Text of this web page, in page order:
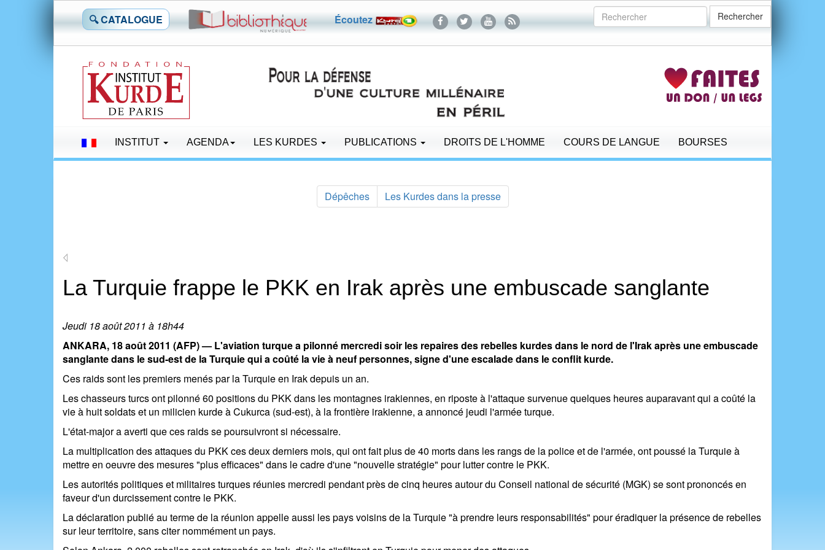
🔍 CATALOGUE Écoutez Rechercher
INSTITUT AGENDA LES KURDES PUBLICATIONS DROITS DE L'HOMME COURS DE LANGUE BOURSES
Dépêches Les Kurdes dans la presse
La Turquie frappe le PKK en Irak après une embuscade sanglante
Jeudi 18 août 2011 à 18h44
ANKARA, 18 août 2011 (AFP) — L'aviation turque a pilonné mercredi soir les repaires des rebelles kurdes dans le nord de l'Irak après une embuscade
sanglante dans le sud-est de la Turquie qui a coûté la vie à neuf personnes, signe d'une escalade dans le conflit kurde.
Ces raids sont les premiers menés par la Turquie en Irak depuis un an.
Les chasseurs turcs ont pilonné 60 positions du PKK dans les montagnes irakiennes, en riposte à l'attaque survenue quelques heures auparavant qui a coûté la
vie à huit soldats et un milicien kurde à Cukurca (sud-est), à la frontière irakienne, a annoncé jeudi l'armée turque.
L'état-major a averti que ces raids se poursuivront si nécessaire.
La multiplication des attaques du PKK ces deux derniers mois, qui ont fait plus de 40 morts dans les rangs de la police et de l'armée, ont poussé la Turquie à
mettre en oeuvre des mesures "plus efficaces" dans le cadre d'une "nouvelle stratégie" pour lutter contre le PKK.
Les autorités politiques et militaires turques réunies mercredi pendant près de cinq heures autour du Conseil national de sécurité (MGK) se sont prononcés en
faveur d'un durcissement contre le PKK.
La déclaration publié au terme de la réunion appelle aussi les pays voisins de la Turquie "à prendre leurs responsabilités" pour éradiquer la présence de rebelles
sur leur territoire, sans citer nommément un pays.